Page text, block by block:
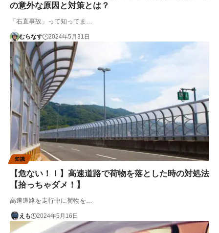
の意外な原因と対策とは？
「右直事故」って知ってま…
むらなす 2024年5月31日
知識
【危ない！！】高速道路で荷物を落とした時の対処法
【拾っちゃダメ！】
高速道路を走行中に荷物を…
えも 2024年5月16日